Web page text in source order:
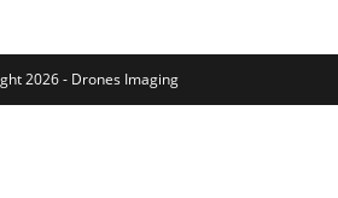
2026 - Drones Imaging